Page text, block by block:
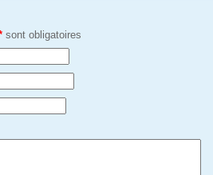
sont obligatoires